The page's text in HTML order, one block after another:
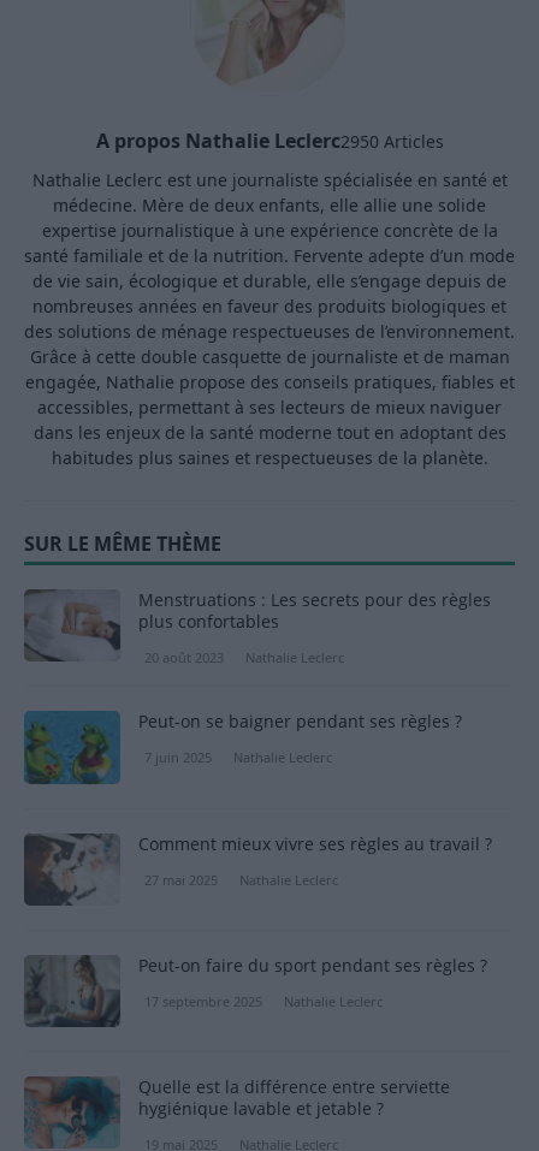
A propos Nathalie Leclerc2950 Articles
Nathalie Leclerc est une journaliste spécialisée en santé et
médecine. Mère de deux enfants, elle allie une solide
expertise journalistique à une expérience concrète de la
santé familiale et de la nutrition. Fervente adepte d’un mode
de vie sain, écologique et durable, elle s’engage depuis de
nombreuses années en faveur des produits biologiques et
des solutions de ménage respectueuses de l’environnement.
Grâce à cette double casquette de journaliste et de maman
engagée, Nathalie propose des conseils pratiques, fiables et
accessibles, permettant à ses lecteurs de mieux naviguer
dans les enjeux de la santé moderne tout en adoptant des
habitudes plus saines et respectueuses de la planète.
SUR LE MÊME THÈME
Menstruations : Les secrets pour des règles
plus confortables
20 août 2023 Nathalie Leclerc
Peut-on se baigner pendant ses règles ?
7 juin 2025 Nathalie Leclerc
Comment mieux vivre ses règles au travail ?
27 mai 2025 Nathalie Leclerc
Peut-on faire du sport pendant ses règles ?
17 septembre 2025 Nathalie Leclerc
Quelle est la différence entre serviette
hygiénique lavable et jetable ?
19 mai 2025 Nathalie Leclerc